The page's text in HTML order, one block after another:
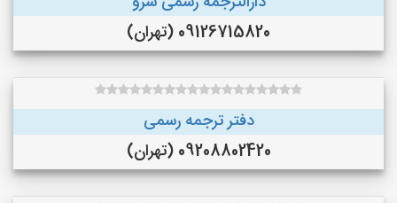
09126715820 (تهران)
دفتر ترجمه رسمی
09208802420 (تهران)